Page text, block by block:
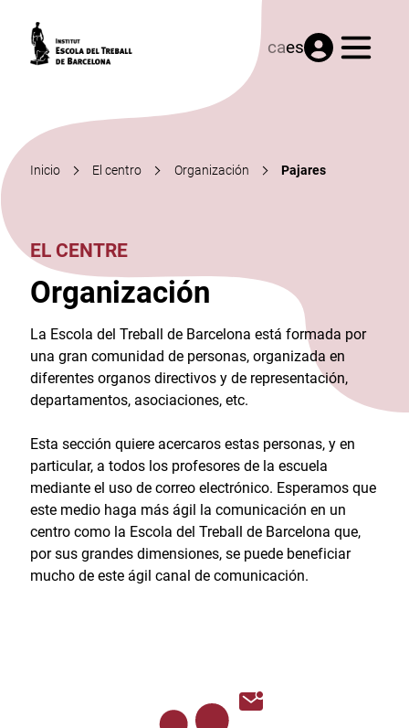
caes Menú
Inicio El centro Organización Pajares
EL CENTRE
Organización
La Escola del Treball de Barcelona está formada por
una gran comunidad de personas, organizada en
diferentes organos directivos y de representación,
departamentos, asociaciones, etc.
Esta sección quiere acercaros estas personas, y en
particular, a todos los profesores de la escuela
mediante el uso de correo electrónico. Esperamos que
este medio haga más ágil la comunicación en un
centro como la Escola del Treball de Barcelona que,
por sus grandes dimensiones, se puede beneficiar
mucho de este ágil canal de comunicación.